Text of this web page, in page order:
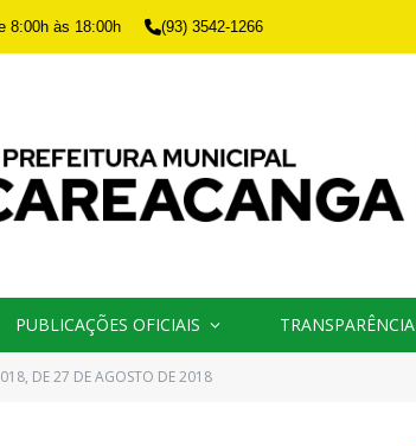
8:00h às 18:00h (93) 3542-1266
PUBLICAÇÕES OFICIAIS TRANSPARÊNCIA
DE 27 DE AGOSTO DE 2018